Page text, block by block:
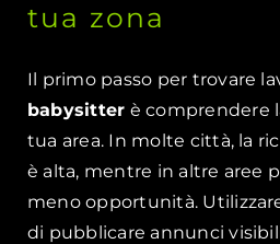
tua zona
Il primo passo per trovare
babysitter è comprendere
tua area. In molte città, la
è alta, mentre in altre aree
meno opportunità.
di pubblicare annunci